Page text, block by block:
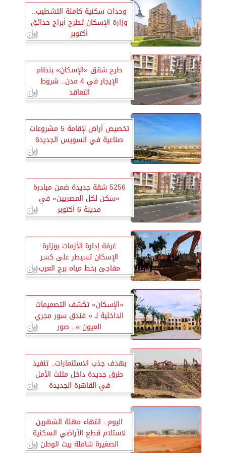
وحدات سكنية كاملة التشطيب..
وزارة الإسكان تطرح أبراج حدائق
أكتوبر
طرح شقق «الإسكان» بنظام
الإيجار في 4 مدن.. شروط
التعاقد
تخصيص أراض لإقامة 5 مشروعات
صناعية في السويس الجديدة
5256 شقة جديدة ضمن مبادرة
«سكن لكل المصريين» في
مدينة 6 أكتوبر
غرفة إدارة الأزمات بوزارة
الإسكان تسيطر على كسر
مفاجئ بخط مياه برج العرب
«الإسكان» تكشف التصميمات
الداخلية لـ « فندق سور مجري
العيون ».. صور
بهدف جذب الاستثمارات.. تنفيذ
طرق جديدة داخل مثلث الأمل
في القاهرة الجديدة
اليوم.. انتهاء مهلة الشهرين
لاستلام قطع الأراضي السكنية
الصغيرة شاملة بيت الوطن